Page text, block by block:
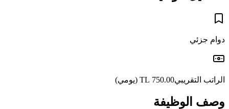
دوام جزئي
الراتب التقريبي750.00 TL (يومي)
وصف الوظيفة